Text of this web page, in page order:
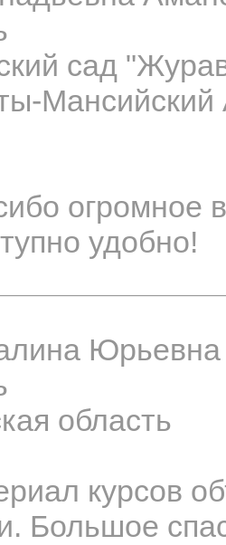
сад
огромное
удобно!
Юрьевна
область
курсов
Большое